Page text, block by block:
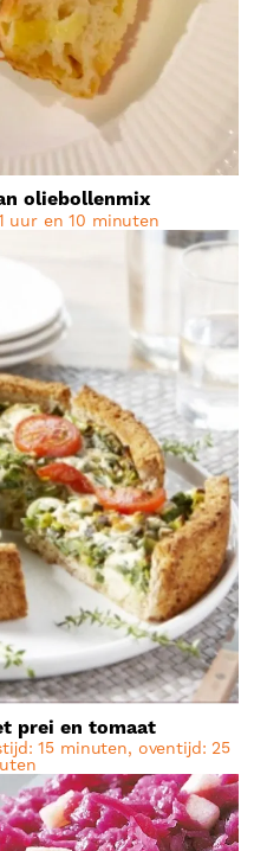
oliebollenmix
uur en 10 minuten
prei en tomaat
15 minuten, oventijd: 25